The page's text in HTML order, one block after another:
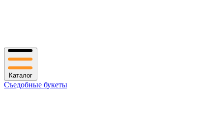
Каталог
Съедобные букеты